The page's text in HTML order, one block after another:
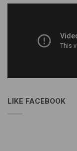
LIKE FACEBOOK